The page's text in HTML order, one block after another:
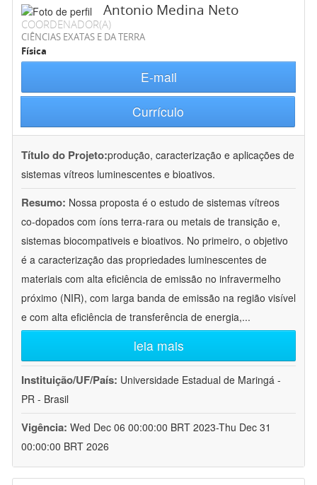
Antonio Medina Neto
COORDENADOR(A)
CIÊNCIAS EXATAS E DA TERRA
Física
E-mail
Currículo
Título do Projeto:produção, caracterização e aplicações de
sistemas vítreos luminescentes e bioativos.
Resumo: Nossa proposta é o estudo de sistemas vítreos
co-dopados com íons terra-rara ou metais de transição e,
sistemas biocompativeis e bioativos. No primeiro, o objetivo
é a caracterização das propriedades luminescentes de
materiais com alta eficiência de emissão no infravermelho
próximo (NIR), com larga banda de emissão na região visível
e com alta eficiência de transferência de energia,...
leia mais
Instituição/UF/País: Universidade Estadual de Maringá -
PR - Brasil
Vigência: Wed Dec 06 00:00:00 BRT 2023-Thu Dec 31
00:00:00 BRT 2026